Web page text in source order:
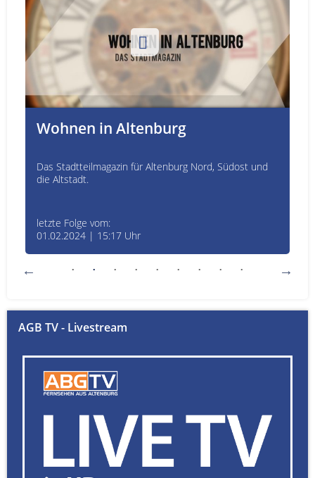
Wohnen in Altenburg
Das Stadtteilmagazin für Altenburg Nord, Südost und
die Altstadt.
letzte Folge vom:
01.02.2024 | 15:17 Uhr
AGB TV - Livestream